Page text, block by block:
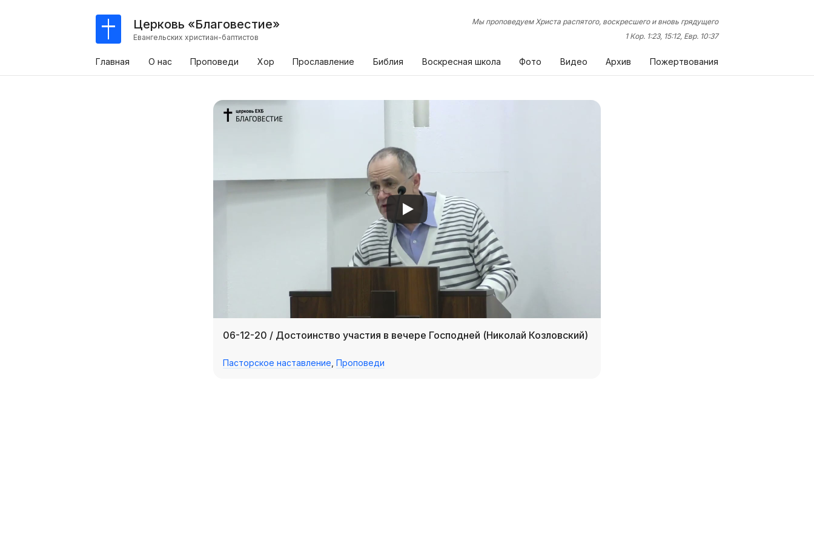
Церковь «Благовестие»
Евангельских христиан-баптистов
Мы проповедуем Христа распятого, воскресшего и вновь грядущего
1 Кор. 1:23, 15:12, Евр. 10:37
Главная О нас Проповеди Хор Прославление Библия Воскресная школа Фото Видео Архив Пожертвования
06-12-20 / Достоинство участия в вечере Господней (Николай Козловский)
Пасторское наставление Проповеди